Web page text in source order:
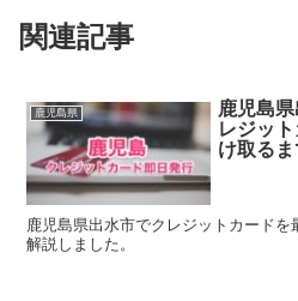
関連記事
鹿児島県
鹿児島
レジッ
け取る
鹿児島県出水市でクレジットカード
解説しました。